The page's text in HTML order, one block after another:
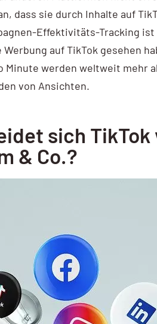
dass sie durch Inhalte auf
Effektivitäts-Tracking
auf TikTok gesehen
Minute werden weltweit mehr
von Ansichten.
sich TikTok
& Co.?